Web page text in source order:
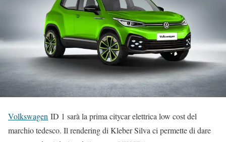
Volkswagen ID 1 sarà la prima citycar elettrica low cost del
marchio tedesco. Il rendering di Kleber Silva ci permette di dare